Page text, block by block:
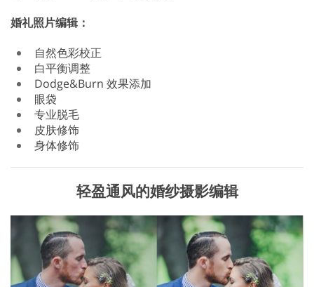
婚礼照片编辑：
自然色彩校正
白平衡调整
Dodge&Burn 效果添加
眼袋
专业脱毛
皮肤修饰
身体修饰
轻盈通风的婚纱摄影编辑